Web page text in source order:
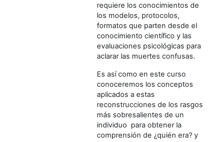
requiere los conocimientos de
los modelos, protocolos,
formatos que parten desde el
conocimiento científico y las
evaluaciones psicológicas para
aclarar las muertes confusas.
Es así como en este curso
conoceremos los conceptos
aplicados a estas
reconstrucciones de los rasgos
más sobresalientes de un
individuo para obtener la
comprensión de ¿quién era? y